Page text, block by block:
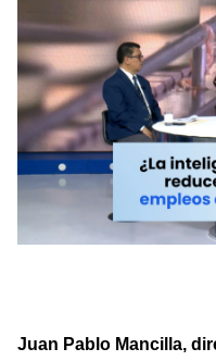
Juan Pablo Mancilla,